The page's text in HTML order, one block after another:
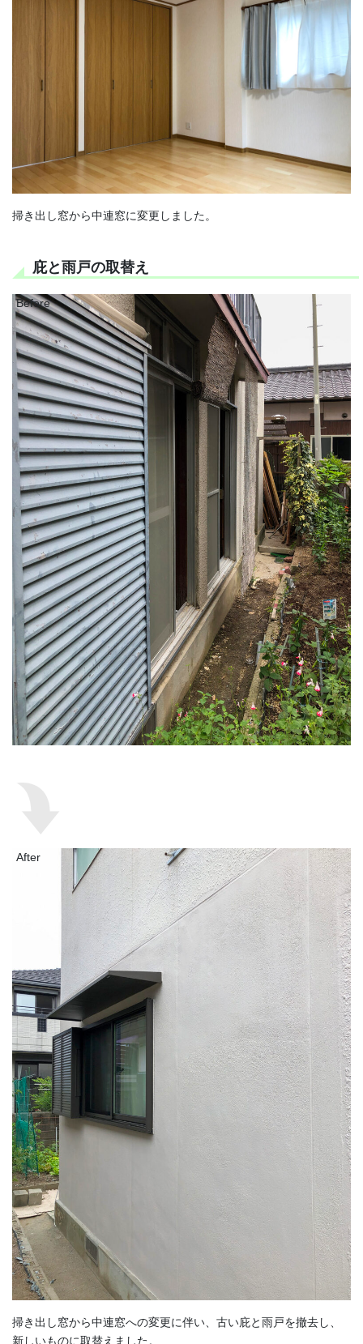
掃き出し窓から中連窓に変更しました。
庇と雨戸の取替え
Before
After
掃き出し窓から中連窓への変更に伴い、古い庇と雨戸を撤去し、
新しいものに取替えました。